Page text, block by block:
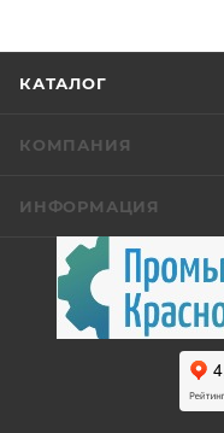
КАТАЛОГ
КОМПАНИЯ
ИНФОРМАЦИЯ